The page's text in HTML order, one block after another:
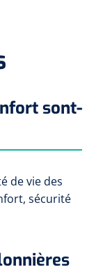
sont-
de vie des
sécurité